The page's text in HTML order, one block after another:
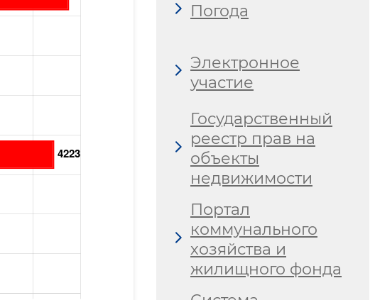
Погода
Электронное
участие
Государственный
реестр прав на
объекты
недвижимости
Портал
коммунального
хозяйства и
жилищного фонда